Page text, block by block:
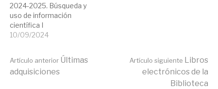
2024-2025. Búsqueda y
uso de información
científica I
10/09/2024
Seguir
Artículo anterior Últimas
adquisiciones
Artículo siguiente Libros
electrónicos de la
Biblioteca